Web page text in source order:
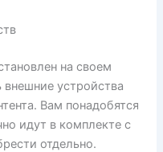
на своем
внешние устройства
Вам понадобятся
идут в комплекте с
отдельно.